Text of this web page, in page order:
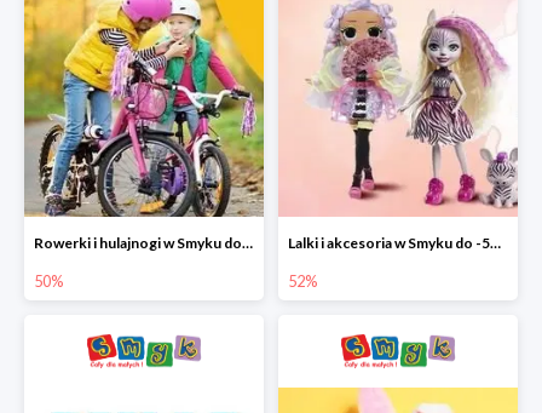
Rowerki i hulajnogi w Smyku do -50%
50%
Lalki i akcesoria w Smyku do -52%
52%